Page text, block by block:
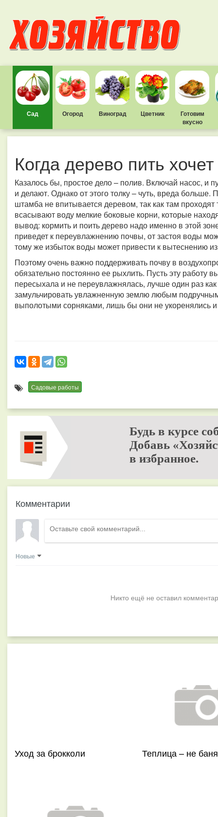
Сад Огород Виноград Цветник
Готовим
вкусно
Когда дерево пить хочет
Казалось бы, простое дело – полив. Включай насос, и
и делают. Однако от этого толку – чуть, вреда больше.
штамба не впитывается деревом, так как там
всасывают воду мелкие боковые корни, которые
вывод: кормить и поить дерево надо именно в этой
приведет к переувлажнению почвы, от застоя воды
тому же избыток воды может привести к вытеснению
Поэтому очень важно поддерживать почву в
обязательно постоянно ее рыхлить. Пусть эту
пересыхала и не переувлажнялась, лучше один раз
замульчировать увлажненную землю любым
выполотыми сорняками, лишь бы они не укоренялись
Садовые работы
Будь в курсе
Добавь
в избранное.
Комментарии
Новые
Никто ещё не оставил
Уход за брокколи Теплица – не баня